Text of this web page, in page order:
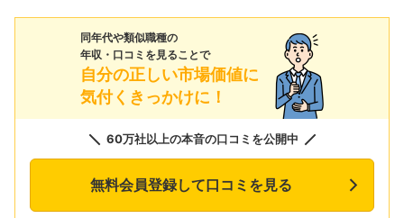
同年代や類似職種の
年収・口コミを見ることで
自分の正しい市場価値に
気付くきっかけに！
60万社以上の本音の口コミを公開中
無料会員登録して口コミを見る